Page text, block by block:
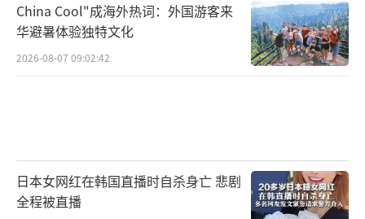
China Cool"成海外热词：外国游客来
华避暑体验独特文化
2026-08-07 09:02:42
日本女网红在韩国直播时自杀身亡 悲剧
全程被直播